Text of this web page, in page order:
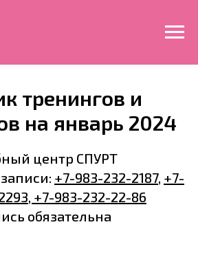
тренингов и
на январь 2024
центр СПУРТ
+7-983-232-2187, +7-
, +7-983-232-22-86
обязательна